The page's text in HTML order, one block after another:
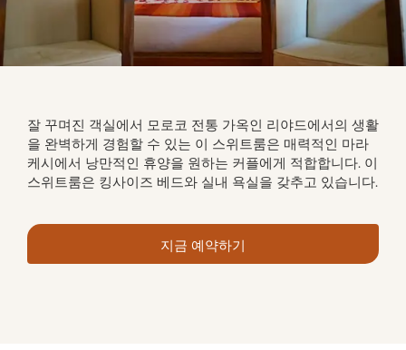
잘 꾸며진 객실에서 모로코 전통 가옥인 리야드에서의 생활
을 완벽하게 경험할 수 있는 이 스위트룸은 매력적인 마라
케시에서 낭만적인 휴양을 원하는 커플에게 적합합니다. 이
스위트룸은 킹사이즈 베드와 실내 욕실을 갖추고 있습니다.
지금 예약하기